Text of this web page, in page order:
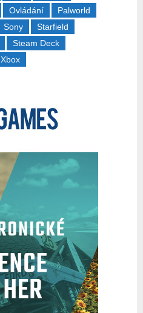
Ovládání
Palworld
Sony
Starfield
Steam Deck
Xbox